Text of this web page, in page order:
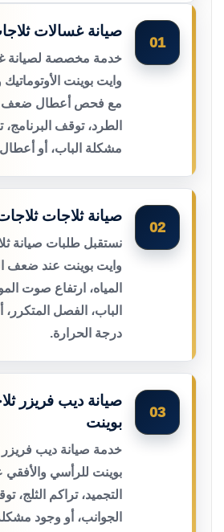
01
صيانة غسالات
خدمة مخصصة لصيانة
وايت بوينت الأوتوماتيك
مع فحص أعطال ضعف
الطرد، توقف البرنامج،
مشكلة الباب، أو
02
صيانة ثلاجات
نستقبل طلبات صيانة
وايت بوينت عند ضعف
المياه، ارتفاع صوت
الباب، الفصل المتكرر،
درجة الحرارة.
03
صيانة ديب فريزر
بوينت
خدمة صيانة ديب فريزر
بوينت للرأسي
التجميد، تراكم الثلج،
الجوانب، أو وجود